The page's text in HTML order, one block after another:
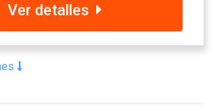
Ver detalles